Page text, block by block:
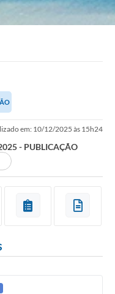
em: 10/12/2025 às 15h24
- PUBLICAÇÃO